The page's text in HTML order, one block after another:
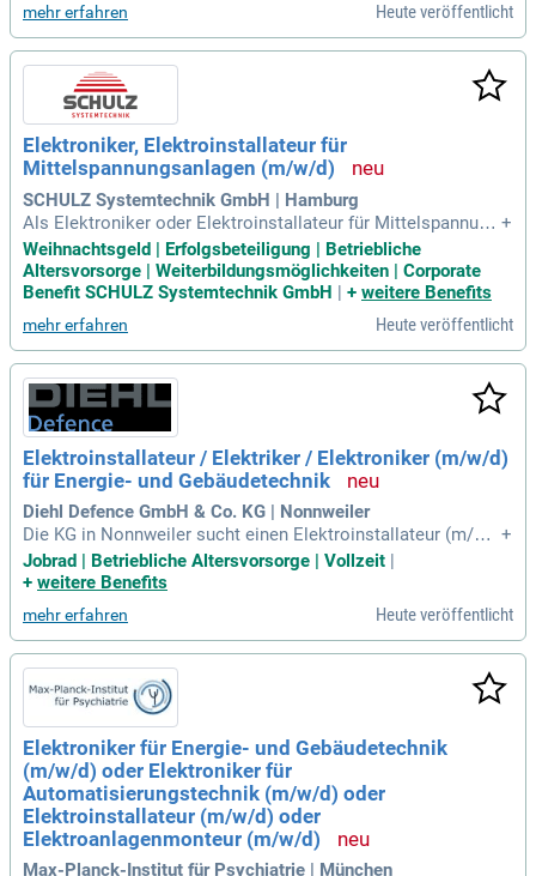
hr 2022, bietet die SKD umfassende Dienstleistungen rund u
m die Beleuchtung von Straßen, Wegen und Plätzen. Zu dein
en Aufgaben gehören der Neubau und die Instandsetzung vo
n Beleuchtungs- und Verkehrsanlagen, einschließlich Kabelv
erlegung. Du montierst Rohrsysteme, Masten und Schaltsch
ränke für moderne Verkehrssignalanlagen. Auch die Fehlers
uche und Instandhaltungsarbeiten im Beleuchtungsnetz falle
n in deinen Verantwortungsbereich. Werde Teil eines innova
tiven Teams und gestalte die Infrastruktur der Stadt Karlsruh
e aktiv mit!
mehr erfahren Heute veröffentlicht
Elektroniker, Elektroinstallateur für
Mittelspannungsanlagen (m/w/d)
SCHULZ Systemtechnik GmbH | Hamburg
Als Elektroniker oder Elektroinstallateur für Mittelspannung
sanlagen (m/w/d) bist du zuständig für die Inbetriebnahme u
nd Funktionsprüfung von Mittelspannungsschaltanlagen bis
62 kV. Du gewährleistest die sichere Betriebsbereitschaft, in
dem du Transformatoren messst und prüfst. Bei der Installa
tion achtest du auf eine fachgerechte Montage sämtlicher K
omponenten, einschließlich Endverschlüssen und Muffen. D
eine Ausbildung im elektrotechnischen Bereich bildet das F
undament deiner Kenntnisse. Erfahrungen im Mittelspannun
gsbereich sind vorteilhaft, aber nicht zwingend erforderlich.
Du bringst eine eigenständige, strukturierte Arbeitsweise mi
t und arbeitest gerne im Team.
+
Weihnachtsgeld | Erfolgsbeteiligung | Betriebliche
Altersvorsorge | Weiterbildungsmöglichkeiten | Corporate
Benefit SCHULZ Systemtechnik GmbH | + weitere Benefits
mehr erfahren Heute veröffentlicht
Elektroinstallateur / Elektriker / Elektroniker (m/w/d)
für Energie- und Gebäudetechnik
Diehl Defence GmbH & Co. KG | Nonnweiler
Die KG in Nonnweiler sucht einen Elektroinstallateur (m/w/
d) für Energie- und Gebäudetechnik. Zu Ihren Aufgaben gehö
ren Elektroinstallationsarbeiten sowie die Anbindung elektri
rtung und Instandhaltung haustechnischer Anlagen verantw
ortlich. Schaltpläne prüfen und Schaltschrankerweiterungen
planen, gehören ebenfalls zu Ihrem Tätigkeitsfeld. Sie führe
n Funktionsprüfungen von elektrotechnischen Geräten durc
h und koordinieren die Betreuung von Fremdfirmen. Vorauss
etzung ist eine abgeschlossene Berufsausbildung als Elektr
oniker (m/w/d) und mehrjährige Erfahrung in der Elektroinst
allation.
+
Jobrad | Betriebliche Altersvorsorge | Vollzeit |
+ weitere Benefits
mehr erfahren Heute veröffentlicht
Elektroniker für Energie- und Gebäudetechnik
(m/w/d) oder Elektroniker für
Automatisierungstechnik (m/w/d) oder
Elektroinstallateur (m/w/d) oder
Elektroanlagenmonteur (m/w/d)
Max-Planck-Institut für Psychiatrie | München